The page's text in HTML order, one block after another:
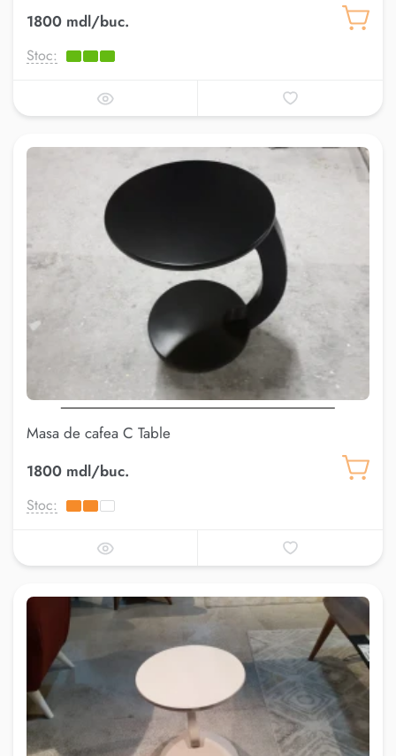
1800 mdl/buc.
Stoc:
Masa de cafea C Table
1800 mdl/buc.
Stoc: